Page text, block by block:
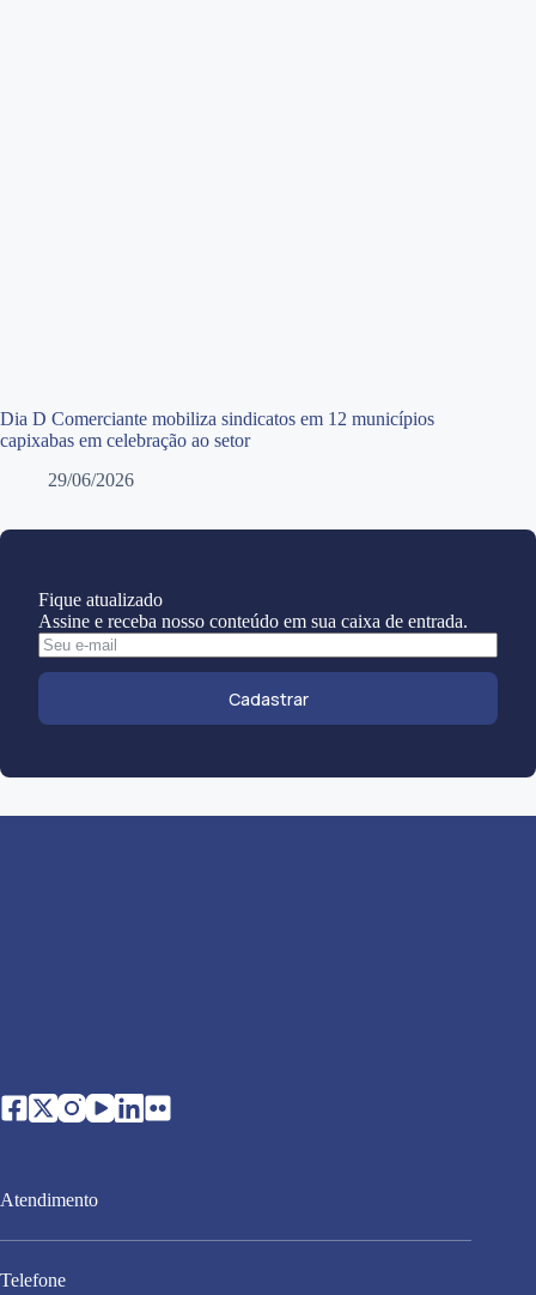
Dia D Comerciante mobiliza sindicatos em 12 municípios
capixabas em celebração ao setor
29/06/2026
Fique atualizado
Assine e receba nosso conteúdo em sua caixa de entrada.
Cadastrar
Atendimento
Telefone